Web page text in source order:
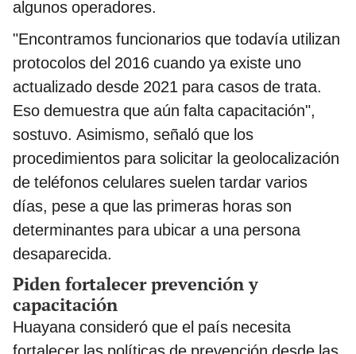
algunos operadores.
"Encontramos funcionarios que todavía utilizan
protocolos del 2016 cuando ya existe uno
actualizado desde 2021 para casos de trata.
Eso demuestra que aún falta capacitación",
sostuvo. Asimismo, señaló que los
procedimientos para solicitar la geolocalización
de teléfonos celulares suelen tardar varios
días, pese a que las primeras horas son
determinantes para ubicar a una persona
desaparecida.
Piden fortalecer prevención y
capacitación
Huayana consideró que el país necesita